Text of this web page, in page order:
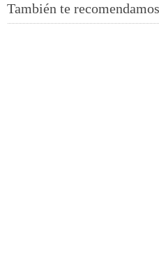
También te